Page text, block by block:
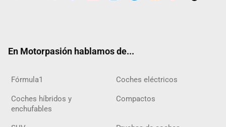
En Motorpasión hablamos de...
Fórmula1 Coches eléctricos
Coches híbridos y
enchufables
Compactos